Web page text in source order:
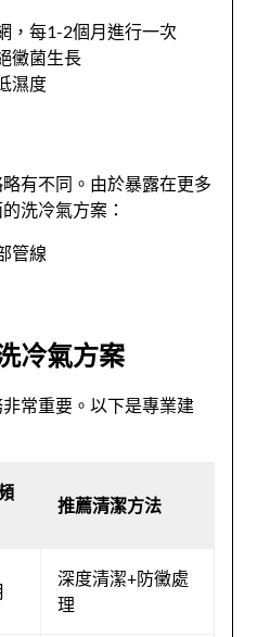
，每1-2個月進行一次
黴菌生長
濕度
有不同。由於暴露在更多
洗冷氣方案：
管線
冷氣方案
常重要。以下是專業建
推薦清潔方法
深度清潔+防黴處
理